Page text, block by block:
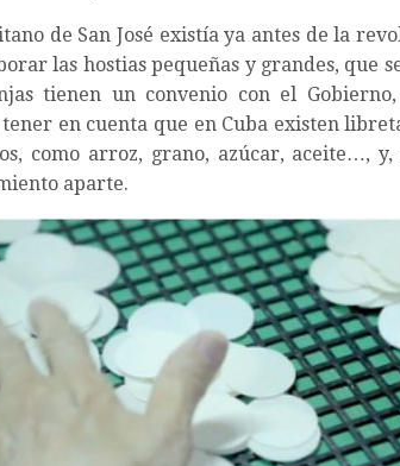
de San José existía ya antes de la
las hostias pequeñas y grandes, que
tienen un convenio con el
en cuenta que en Cuba existen
como arroz, grano, azúcar, aceite…,
aparte.